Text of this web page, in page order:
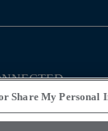
Share My Personal